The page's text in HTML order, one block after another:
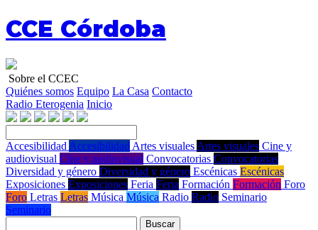
CCE Córdoba
Sobre el CCEC
Quiénes somos Equipo La Casa Contacto
Radio Eterogenia Inicio
Accesibilidad Accesibilidad Artes visuales Artes visuales Cine y
audiovisual Cine y audiovisual Convocatorias Convocatorias
Diversidad y género Diversidad y género Escénicas Escénicas
Exposiciones Exposiciones Feria Feria Formación Formación Foro
Foro Letras Letras Música Música Radio Radio Seminario
Seminario
Buscar